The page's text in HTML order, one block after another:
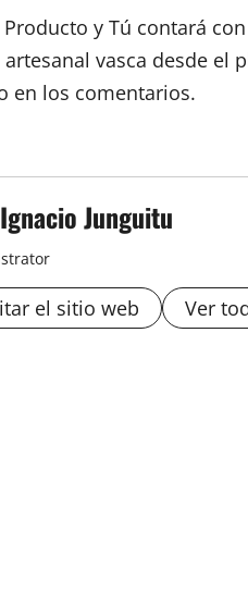
Producto y Tú contará
vasca desde el
en los comentarios.
Junguitu
el sitio web Ver